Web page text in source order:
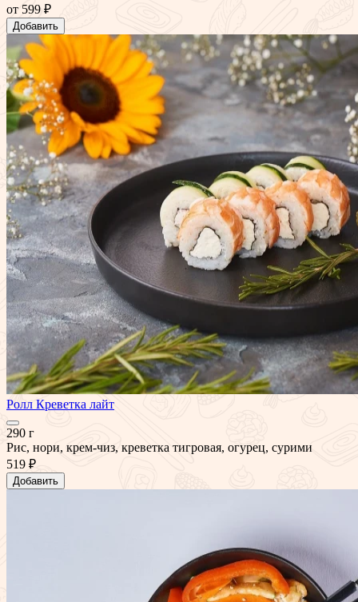
от 599 ₽
Добавить
Ролл Креветка лайт
290 г
Рис, нори, крем-чиз, креветка тигровая, огурец, сурими
519 ₽
Добавить